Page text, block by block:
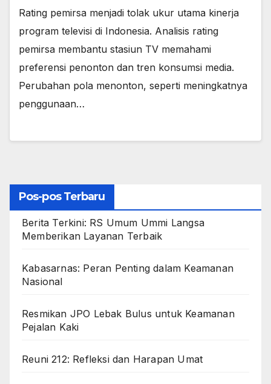
Rating pemirsa menjadi tolak ukur utama kinerja
program televisi di Indonesia. Analisis rating
pemirsa membantu stasiun TV memahami
preferensi penonton dan tren konsumsi media.
Perubahan pola menonton, seperti meningkatnya
penggunaan…
Pos-pos Terbaru
Berita Terkini: RS Umum Ummi Langsa
Memberikan Layanan Terbaik
Kabasarnas: Peran Penting dalam Keamanan
Nasional
Resmikan JPO Lebak Bulus untuk Keamanan
Pejalan Kaki
Reuni 212: Refleksi dan Harapan Umat